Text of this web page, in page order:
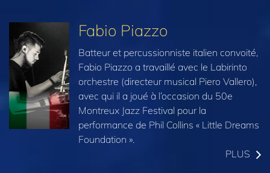
Fabio Piazzo
Batteur et percussionniste italien convoité,
Fabio Piazzo a travaillé avec le Labirinto
orchestre (directeur musical Piero Vallero),
avec qui il a joué à l’occasion du 50e
Montreux Jazz Festival pour la
performance de Phil Collins « Little Dreams
Foundation ».
PLUS